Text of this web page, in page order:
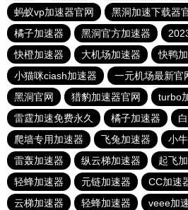
蚂蚁vp加速器官网
黑洞加速下载器
橘子加速器
黑洞官方加速器
快橙加速器
大机场加速器
快鸭
小猫咪ciash加速器
一元机场最新官
黑洞官网
猎豹加速器官网 turbo
雷霆加速免费永久
橘子加速器
爬墙专用加速器
飞兔加速器 小
雷轰加速器
纵云梯加速器 起飞
轻蜂加速器
元链加速器 CC加速
云梯加速器
轻蜂加速器 veee加